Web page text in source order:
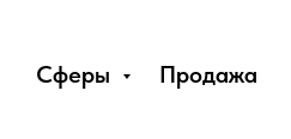
Сферы Продажа